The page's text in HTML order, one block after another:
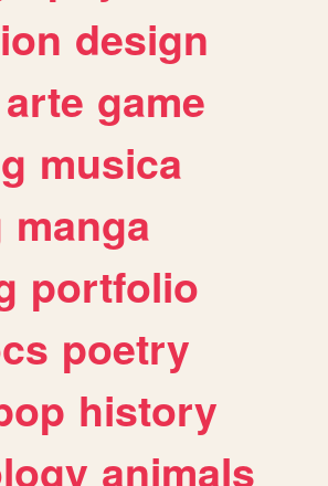
design
arte game
musica
manga
portfolio
poetry
history
animals